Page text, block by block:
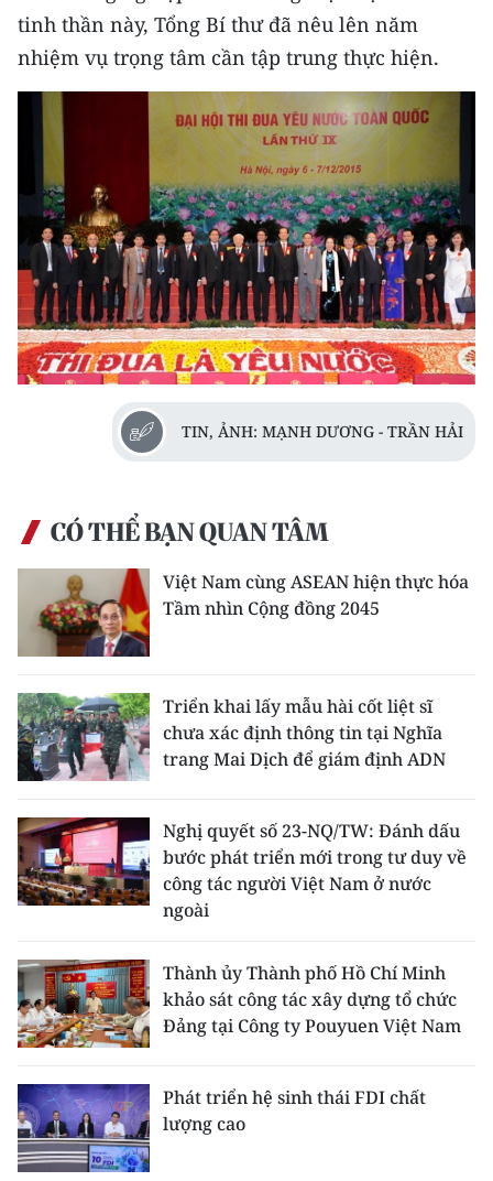
tinh thần này, Tổng Bí thư đã nêu lên năm
nhiệm vụ trọng tâm cần tập trung thực hiện.
TIN, ẢNH: MẠNH DƯƠNG - TRẦN HẢI
CÓ THỂ BẠN QUAN TÂM
Việt Nam cùng ASEAN hiện thực hóa
Tầm nhìn Cộng đồng 2045
Triển khai lấy mẫu hài cốt liệt sĩ
chưa xác định thông tin tại Nghĩa
trang Mai Dịch để giám định ADN
Nghị quyết số 23-NQ/TW: Đánh dấu
bước phát triển mới trong tư duy về
công tác người Việt Nam ở nước
ngoài
Thành ủy Thành phố Hồ Chí Minh
khảo sát công tác xây dựng tổ chức
Đảng tại Công ty Pouyuen Việt Nam
Phát triển hệ sinh thái FDI chất
lượng cao